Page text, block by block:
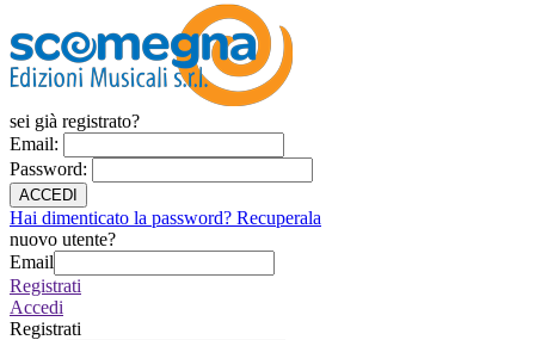
sei già registrato?
Email:
Password:
ACCEDI
Hai dimenticato la password? Recuperala
nuovo utente?
Email
Registrati
Accedi
Registrati